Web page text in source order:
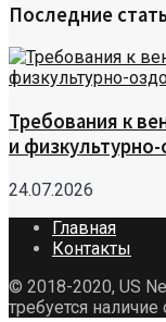
Последние
Требования к
и
24.07.2026
Главная
Контакты
© 2018-2020, US
требуется